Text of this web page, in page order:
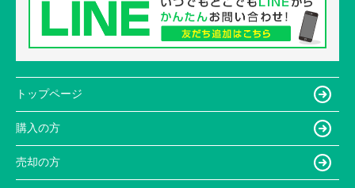
トップページ
購入の方
売却の方